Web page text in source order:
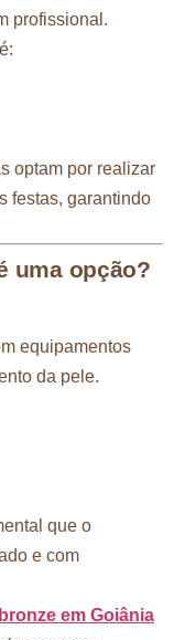
profissional.
optam por realizar
festas, garantindo
uma opção?
equipamentos
da pele.
que o
e com
bronze em Goiânia